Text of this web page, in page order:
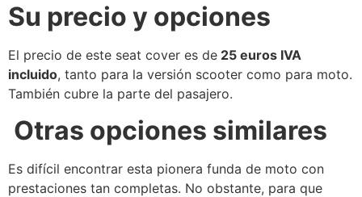
Su precio y opciones
El precio de este seat cover es de 25 euros IVA
incluido, tanto para la versión scooter como para moto.
También cubre la parte del pasajero.
Otras opciones similares
Es difícil encontrar esta pionera funda de moto con
prestaciones tan completas. No obstante, para que